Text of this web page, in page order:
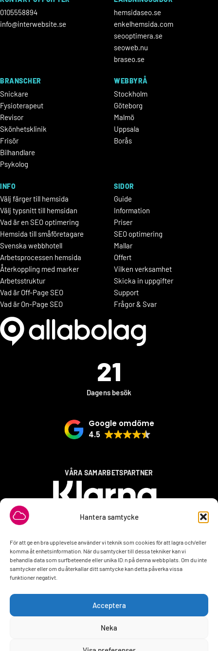
Hantera samtycke
För att ge en bra upplevelse använder vi teknik som cookies för att lagra och/eller
komma åt enhetsinformation. När du samtycker till dessa tekniker kan vi
behandla data som surfbeteende eller unika ID:n på denna webbplats. Om du inte
samtycker eller om du återkallar ditt samtycke kan detta påverka vissa
funktioner negativt.
Acceptera
Neka
0105558894
info@interwebsite.se
hemsidaseo.se
enkelhemsida.com
seooptimera.se
seoweb.nu
braseo.se
BRANSCHER
Snickare
Fysioterapeut
Revisor
Skönhetsklinik
Frisör
Bilhandlare
Psykolog
WEBBYRÅ
Stockholm
Göteborg
Malmö
Uppsala
Borås
INFO
Välj färger till hemsida
Välj typsnitt till hemsidan
Vad är en SEO optimering
Hemsida till småföretagare
Svenska webbhotell
Arbetsprocessen hemsida
Återkoppling med marker
Arbetsstruktur
Vad är Off-Page SEO
Vad är On-Page SEO
SIDOR
Guide
Information
Priser
SEO optimering
Mallar
Offert
Vilken verksamhet
Skicka in uppgifter
Support
Frågor & Svar
21
Dagens besök
Google omdöme
4.5
VÅRA SAMARBETSPARTNER